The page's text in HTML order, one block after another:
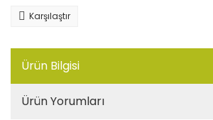
Karşılaştır
Ürün Bilgisi
Ürün Yorumları